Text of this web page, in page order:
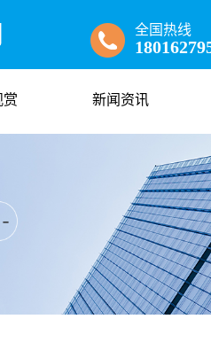
全国热线
赏 新闻资讯